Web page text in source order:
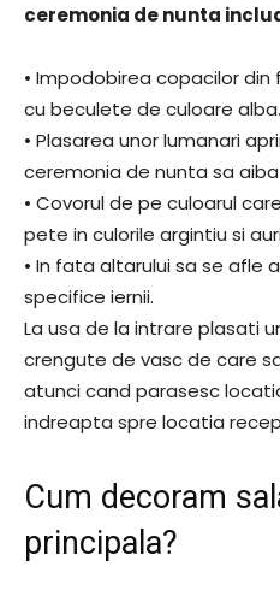
ceremonia de nunta
• Impodobirea copacilor
cu beculete de culoare alba.
• Plasarea unor lumanari
ceremonia de nunta sa
• Covorul de pe culoarul
pete in culorile argintiu si
• In fata altarului sa se afle
specifice iernii.
La usa de la intrare plasati
crengute de vasc de care
atunci cand parasesc
indreapta spre locatia
Cum decoram
principala?